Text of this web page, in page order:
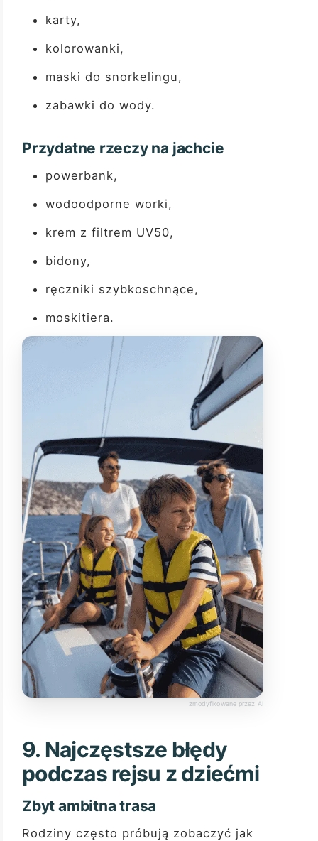
karty,
kolorowanki,
maski do snorkelingu,
zabawki do wody.
Przydatne rzeczy na jachcie
powerbank,
wodoodporne worki,
krem z filtrem UV50,
bidony,
ręczniki szybkoschnące,
moskitiera.
9. Najczęstsze błędy
podczas rejsu z dziećmi
Zbyt ambitna trasa
Rodziny często próbują zobaczyć jak